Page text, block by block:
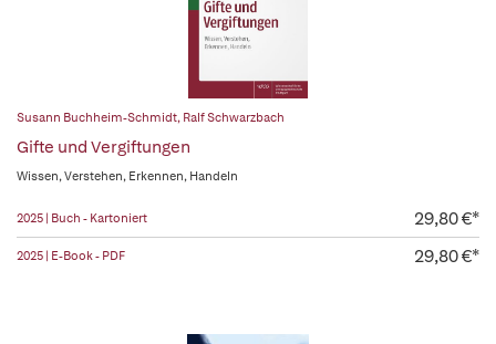
Susann Buchheim-Schmidt, Ralf Schwarzbach
Gifte und Vergiftungen
Wissen, Verstehen, Erkennen, Handeln
2025 | Buch - Kartoniert 29,80 €*
2025 | E-Book - PDF 29,80 €*